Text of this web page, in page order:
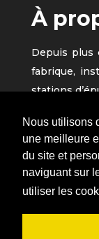
Nous utilisons
une meilleure
du site et
naviguant sur
utiliser les
À
Depuis plus
fabrique,
stations
le monde.
nombreux
Copyright